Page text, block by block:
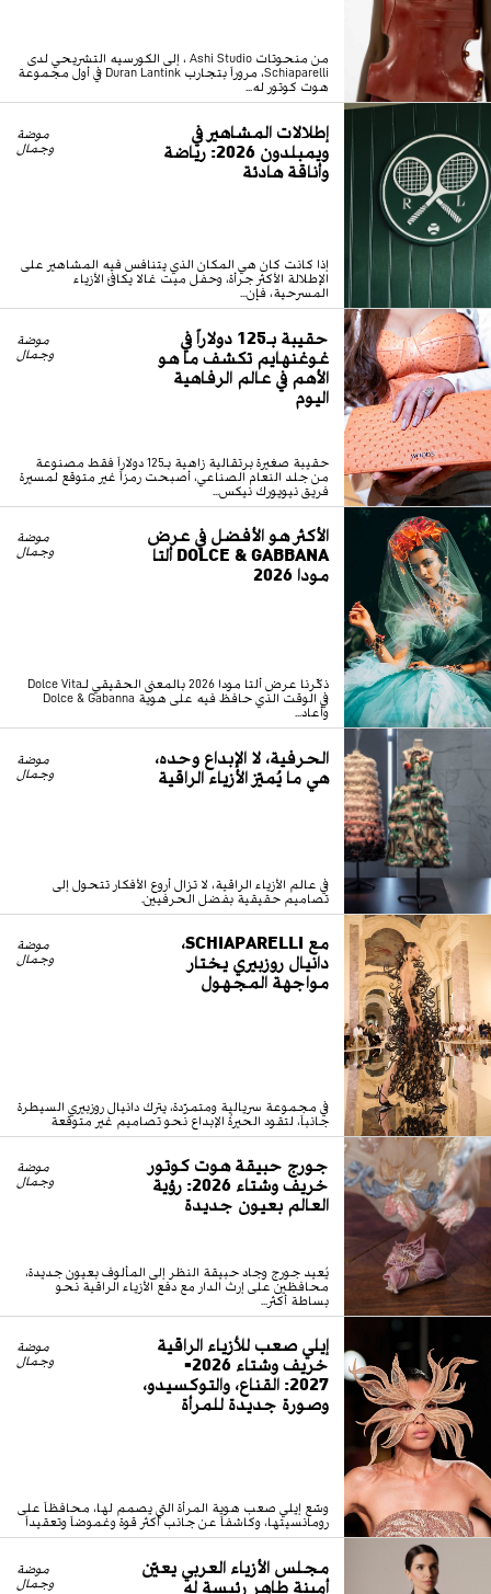
من منحوتات Ashi Studio ، إلى الكورسيه التشريحي لدى
Schiaparelli، مروراً بتجارب Duran Lantink في أول مجموعة
هوت كوتور له...
إطلالات المشاهير في
ويمبلدون 2026: رياضة
وأناقة هادئة
موضة
وجمال
إذا كانت كان هي المكان الذي يتنافس فيه المشاهير على
الإطلالة الأكثر جرأة، وحفل ميت غالا يكافئ الأزياء
المسرحية، فإن...
حقيبة بـ125 دولاراً في
غوغنهايم تكشف ما هو
الأهم في عالم الرفاهية
اليوم
موضة
وجمال
حقيبة صغيرة برتقالية زاهية بـ125 دولاراً فقط مصنوعة
من جلد النعام الصناعي، أصبحت رمزاً غير متوقع لمسيرة
فريق نيويورك نيكس...
الأكثر هو الأفضل في عرض
DOLCE & GABBANA ألتا
مودا 2026
موضة
وجمال
ذكّرنا عرض ألتا مودا 2026 بالمعنى الحقيقي لـDolce Vita
في الوقت الذي حافظ فيه على هوية Dolce & Gabanna
وأعاد...
الحرفية، لا الإبداع وحده،
هي ما يُميّز الأزياء الراقية
موضة
وجمال
في عالم الأزياء الراقية، لا تزال أروع الأفكار تتحول إلى
تصاميم حقيقية بفضل الحرفيين.
مع SCHIAPARELLI،
دانيال روزبيري يختار
مواجهة المجهول
موضة
وجمال
في مجموعة سريالية ومتمرّدة، يترك دانيال روزبيري السيطرة
جانباً، لتقود الحيرةُ الإبداع نحو تصاميم غير متوقعة
جورج حبيقة هوت كوتور
خريف وشتاء 2026: رؤية
العالم بعيون جديدة
موضة
وجمال
يُعيد جورج وجاد حبيقة النظر إلى المألوف بعيون جديدة،
محافظين على إرث الدار مع دفع الأزياء الراقية نحو
بساطة أكثر...
إيلي صعب للأزياء الراقية
خريف وشتاء 2026-
2027: القناع، والتوكسيدو،
وصورة جديدة للمرأة
موضة
وجمال
وسّع إيلي صعب هوية المرأة التي يصمم لها، محافظاً على
رومانسيتها، وكاشفاً عن جانب أكثر قوة وغموضاً وتعقيداً
مجلس الأزياء العربي يعيّن
أمينة طاهر رئيسة له
موضة
وجمال